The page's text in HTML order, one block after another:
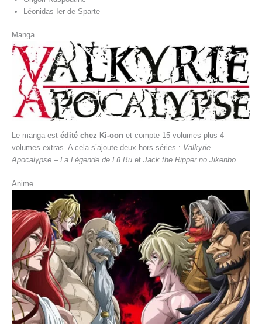
Léonidas Ier de Sparte
Manga
Le manga est édité chez Ki-oon et compte 15 volumes plus 4
volumes extras. A cela s’ajoute deux hors séries : Valkyrie
Apocalypse – La Légende de Lü Bu et Jack the Ripper no Jikenbo
Anime